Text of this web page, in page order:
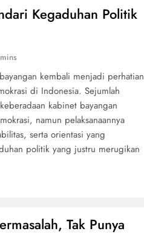
Kegaduhan Politik
kembali menjadi perhatian
di Indonesia. Sejumlah
kabinet bayangan
namun pelaksanaannya
serta orientasi yang
politik yang justru merugikan
Tak Punya